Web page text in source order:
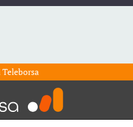
Teleborsa